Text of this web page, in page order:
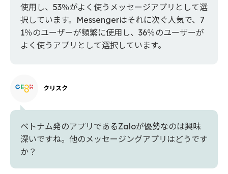
使用し、53％がよく使うメッセージアプリとして選
択しています。Messengerはそれに次ぐ人気で、7
1％のユーザーが頻繁に使用し、36％のユーザーが
よく使うアプリとして選択しています。
クリスク
ベトナム発のアプリであるZaloが優勢なのは興味
深いですね。他のメッセージングアプリはどうです
か？